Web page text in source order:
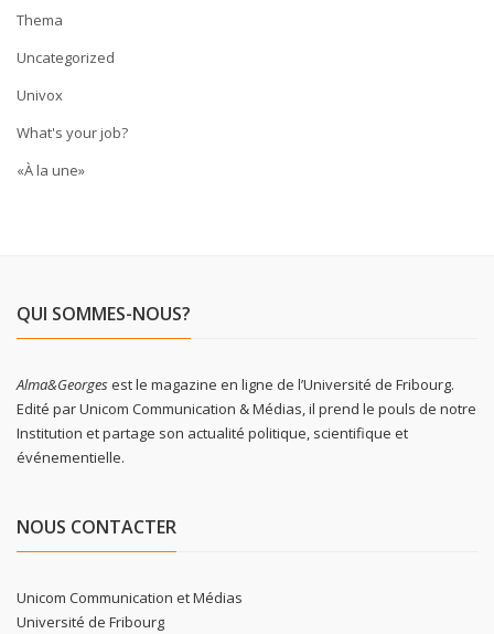
Thema
Uncategorized
Univox
What's your job?
«À la une»
QUI SOMMES-NOUS?
Alma&Georgesest le magazine en ligne de l’Université de Fribourg.
Edité par Unicom Communication & Médias, il prend le pouls de notre
Institution et partage son actualité politique, scientifique et
événementielle.
NOUS CONTACTER
Unicom Communication et Médias
Université de Fribourg